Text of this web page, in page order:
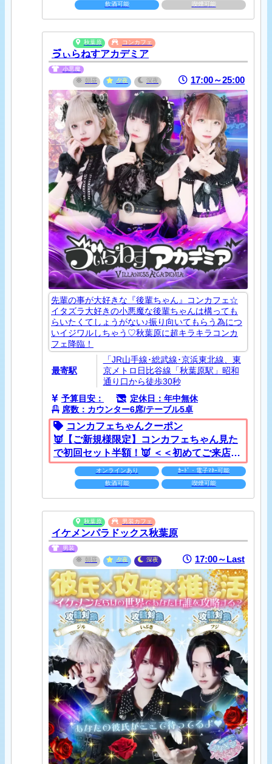
飲酒可能
喫煙可能
秋葉原 コンカフェ
ゔぃらねすアカデミア
小悪魔
朝昼
夕夜 深夜 17:00～25:00
先輩の事が大好きな『後輩ちゃん』コンカフェ☆
イタズラ大好きの小悪魔な後輩ちゃんは構っても
らいたくてしょうがない♪振り向いてもらう為につ
いイジワルしちゃう♡秋葉原に超キラキラコンカ
フェ降臨！
最寄駅
「JR山手線･総武線･京浜東北線、東
京メトロ日比谷線「秋葉原駅」昭和
通り口から徒歩30秒
予算目安：
定休日：年中無休
席数：カウンター6席/テーブル5卓
コンカフェちゃんクーポン
👿【ご新規様限定】コンカフェちゃん見た
で初回セット半額！👿 ＜＜初めてご来店頂
いた方限定♪＞＞ コンカフェちゃん見たで
初回セット半額！ 通常1セット40分3,000円
ちしております！ 【公式LINE】
https://line.me/R/ti/p/@677mlrij 【Ｘ旧
Twitter】
https://twitter.com/VAakihabara_sub
オンラインあり
ｶｰﾄﾞ・電子ﾏﾈｰ可能
飲酒可能
喫煙可能
秋葉原 男装カフェ
イケメンパラドックス秋葉原
男装
朝昼
夕夜 深夜 17:00～Last